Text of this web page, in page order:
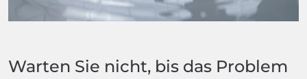
Warten Sie nicht, bis das Problem